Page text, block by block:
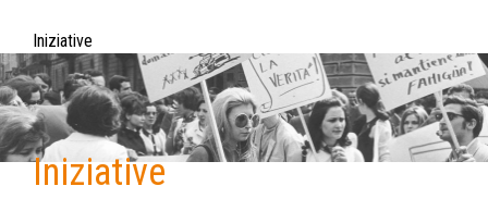
Iniziative
Iniziative